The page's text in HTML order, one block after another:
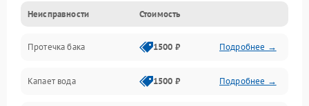
Датчики
Механика
Неисправности Стоимость
Протечка бака 1500 ₽ Подробнее →
Капает вода 1500 ₽ Подробнее →